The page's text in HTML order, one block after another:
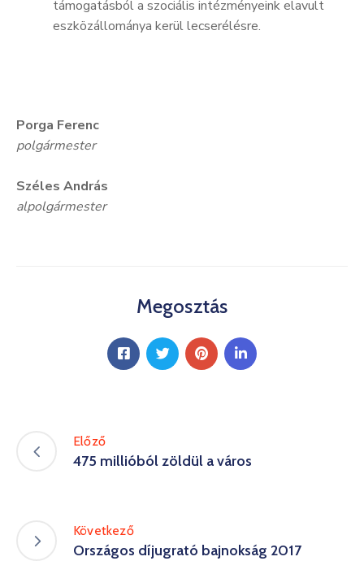
támogatásból a szociális intézményeink elavult
eszközállománya kerül lecserélésre.
Porga Ferenc
polgármester
Széles András
alpolgármester
Megosztás
Előző
475 millióból zöldül a város
Következő
Országos díjugrató bajnokság 2017